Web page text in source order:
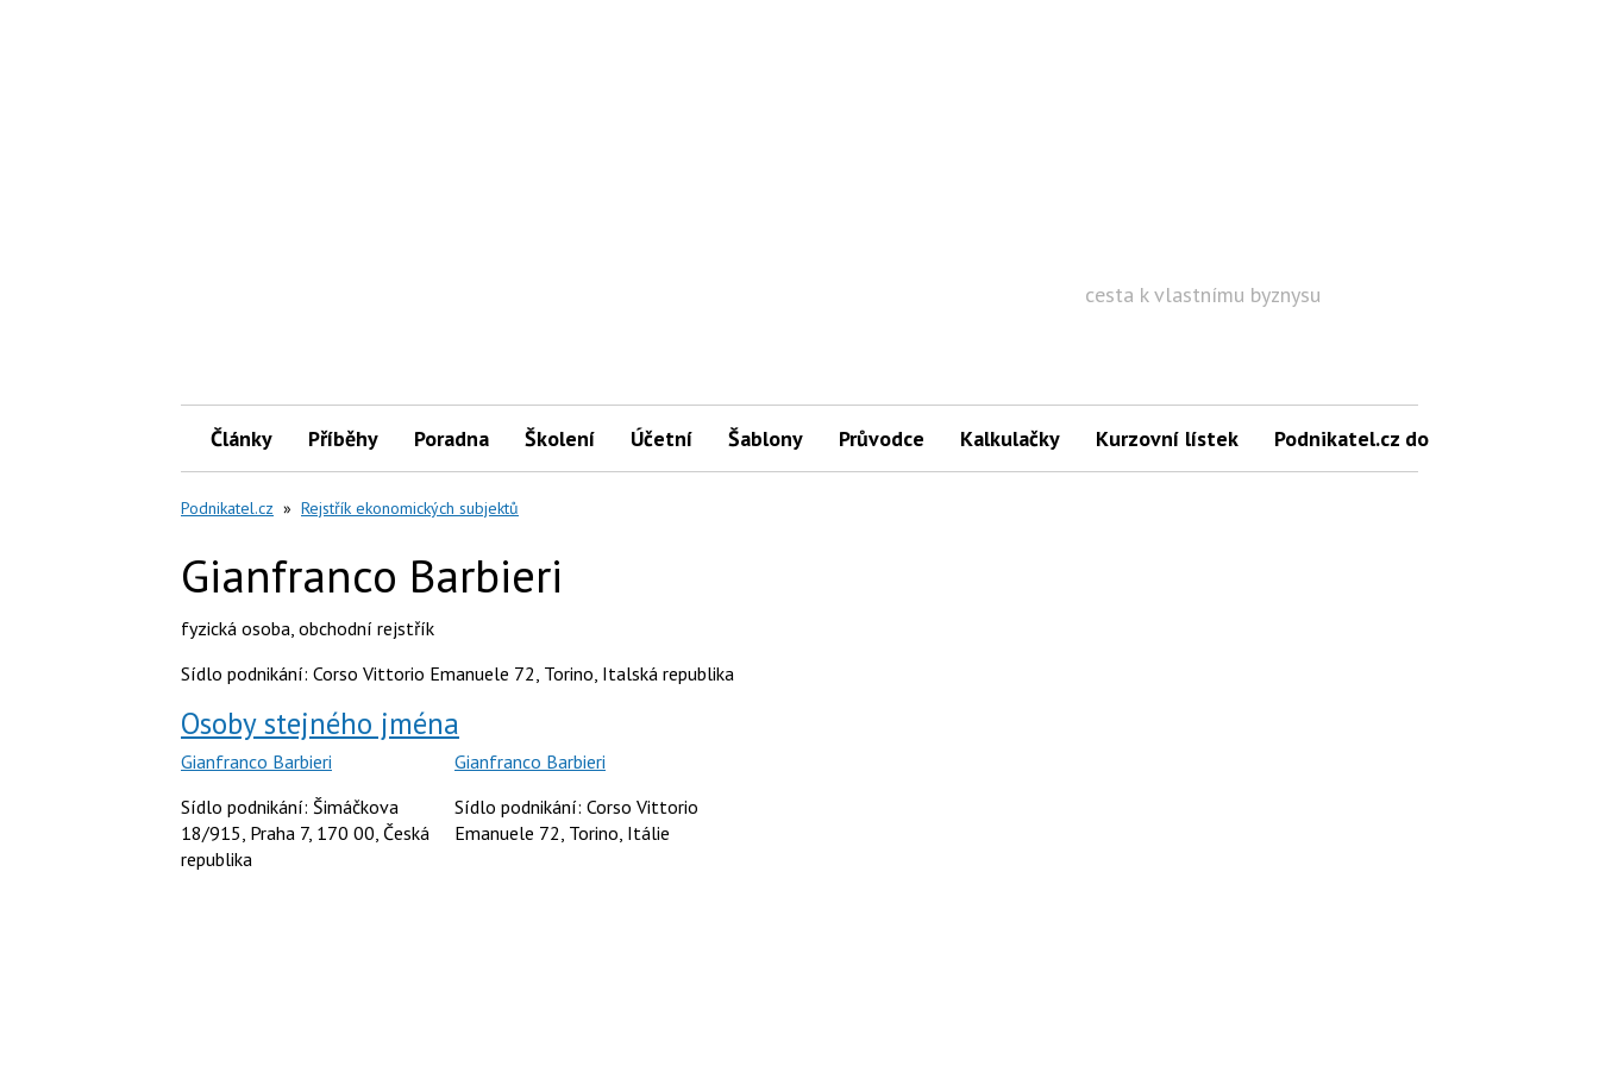
cesta k vlastnímu byznysu
Články Příběhy Poradna Školení Účetní Šablony Průvodce Kalkulačky Kurzovní lístek Podnikatel.cz do mailu
Podnikatel.cz » Rejstřík ekonomických subjektů
Gianfranco Barbieri
fyzická osoba obchodní rejstřík
Sídlo podnikání: Corso Vittorio Emanuele 72, Torino, Italská republika
Osoby stejného jména
Gianfranco Barbieri
Sídlo podnikání: Šimáčkova
18/915, Praha 7, 170 00, Česká
republika
Gianfranco Barbieri
Sídlo podnikání: Corso Vittorio
Emanuele 72, Torino, Itálie